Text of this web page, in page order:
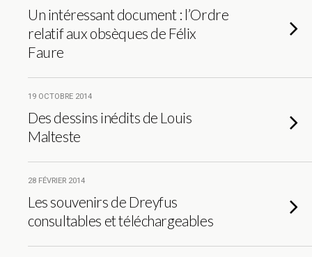
Un intéressant document : l’Ordre
relatif aux obsèques de Félix
Faure
19 OCTOBRE 2014
Des dessins inédits de Louis
Malteste
28 FÉVRIER 2014
Les souvenirs de Dreyfus
consultables et téléchargeables